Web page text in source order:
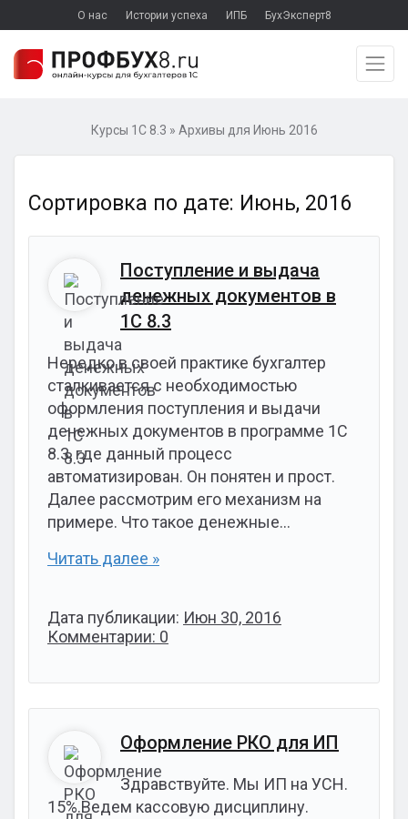
О нас Истории успеха ИПБ БухЭксперт8
Курсы 1С 8.3 » Архивы для Июнь 2016
Сортировка по дате: Июнь, 2016
Поступление и выдача
денежных документов в
1С 8.3
Нередко в своей практике бухгалтер
сталкивается с необходимостью
оформления поступления и выдачи
денежных документов в программе 1С
8.3, где данный процесс
автоматизирован. Он понятен и прост.
Далее рассмотрим его механизм на
примере. Что такое денежные…
Читать далее »
Дата публикации: Июн 30, 2016
Комментарии: 0
Оформление РКО для ИП
Здравствуйте. Мы ИП на УСН.
15%.Ведем кассовую дисциплину.